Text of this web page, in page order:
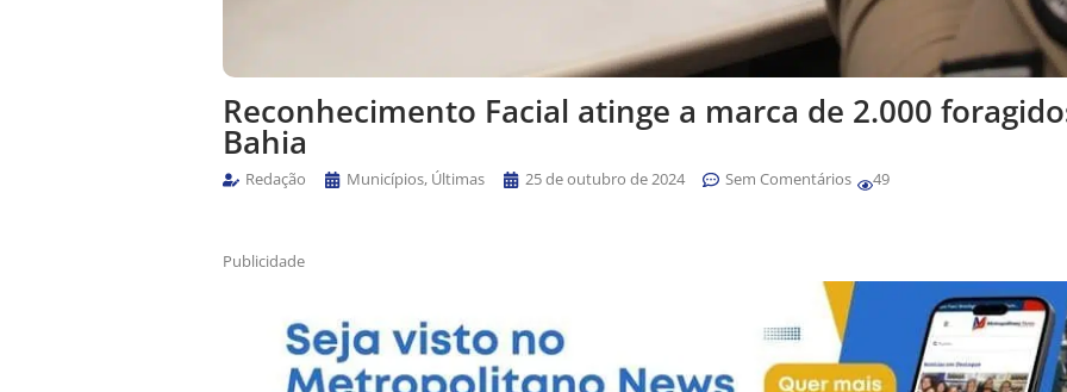
Reconhecimento Facial atinge a marca de 2.000
Bahia
Redação Municípios, Últimas 25 de outubro de 2024 Sem Comentários 49
Publicidade